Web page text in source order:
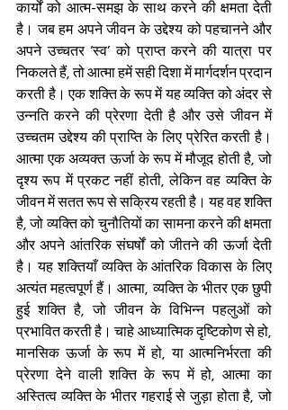
कार्यों को आत्म-समझ के साथ करने की क्षमता देती
है। जब हम अपने जीवन के उद्देश्य को पहचानने और
अपने उच्चतर ‘स्व’ को प्राप्त करने की यात्रा पर
निकलते हैं, तो आत्मा हमें सही दिशा में मार्गदर्शन प्रदान
करती है। एक शक्ति के रूप में यह व्यक्ति को अंदर से
उन्नति करने की प्रेरणा देती है और उसे जीवन में
उच्चतम उद्देश्य की प्राप्ति के लिए प्रेरित करती है।
आत्मा एक अव्यक्त ऊर्जा के रूप में मौजूद होती है, जो
दृश्य रूप में प्रकट नहीं होती, लेकिन वह व्यक्ति के
जीवन में सतत रूप से सक्रिय रहती है। यह वह शक्ति
है, जो व्यक्ति को चुनौतियों का सामना करने की क्षमता
और अपने आंतरिक संघर्षों को जीतने की ऊर्जा देती
है। यह शक्तियाँ व्यक्ति के आंतरिक विकास के लिए
अत्यंत महत्वपूर्ण हैं। आत्मा, व्यक्ति के भीतर एक छुपी
हुई शक्ति है, जो जीवन के विभिन्न पहलुओं को
प्रभावित करती है। चाहे आध्यात्मिक दृष्टिकोण से हो,
मानसिक ऊर्जा के रूप में हो, या आत्मनिर्भरता की
प्रेरणा देने वाली शक्ति के रूप में हो, आत्मा का
अस्तित्व व्यक्ति के भीतर गहराई से जुड़ा होता है, जो